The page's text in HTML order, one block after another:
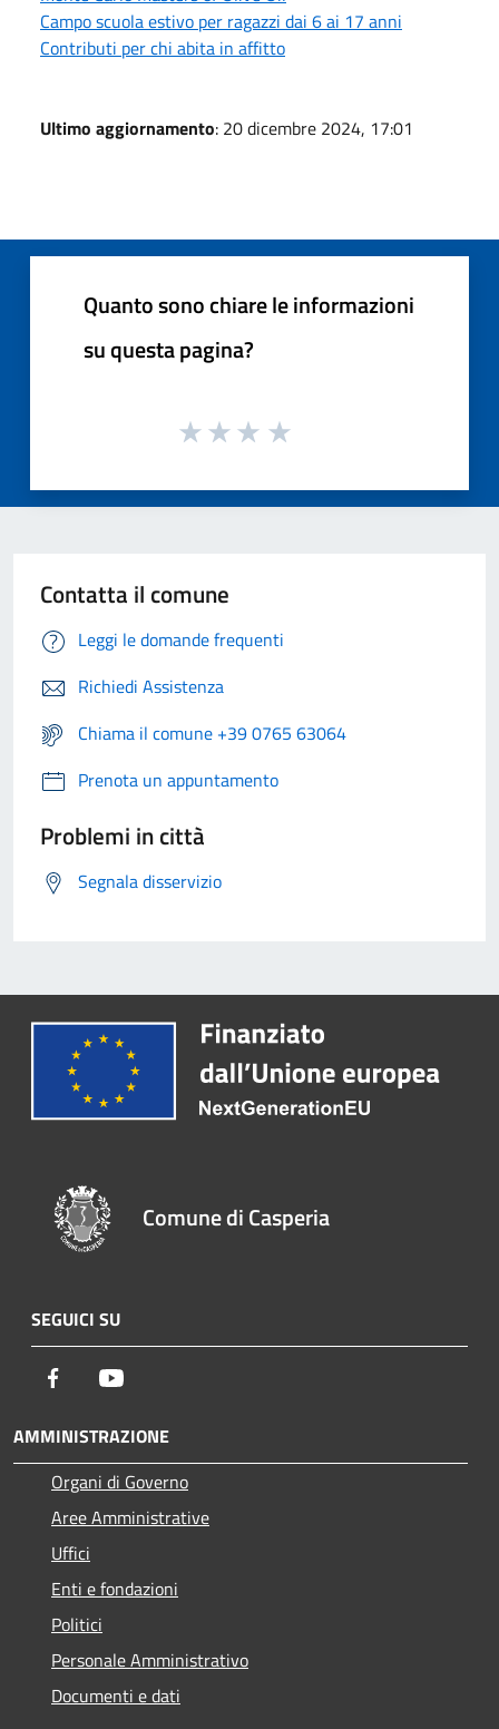
Campo scuola estivo per ragazzi dai 6 ai 17 anni
Contributi per chi abita in affitto
Ultimo aggiornamento: 20 dicembre 2024, 17:01
Quanto sono chiare le informazioni
su questa pagina?
Contatta il comune
Leggi le domande frequenti
Richiedi Assistenza
Chiama il comune +39 0765 63064
Prenota un appuntamento
Problemi in città
Segnala disservizio
Comune di Casperia
SEGUICI SU
Facebook
AMMINISTRAZIONE
Organi di Governo
Aree Amministrative
Uffici
Enti e fondazioni
Politici
Personale Amministrativo
Documenti e dati